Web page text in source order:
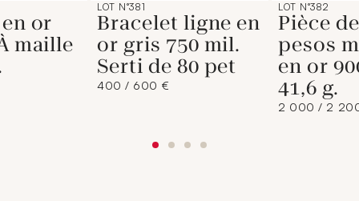
or
maille
LOT N°381
Bracelet ligne en
or gris 750 mil.
Serti de 80 pet
400 / 600 €
LOT N°382
Pièce
pesos
en or
41,6 g.
2 000 / 2